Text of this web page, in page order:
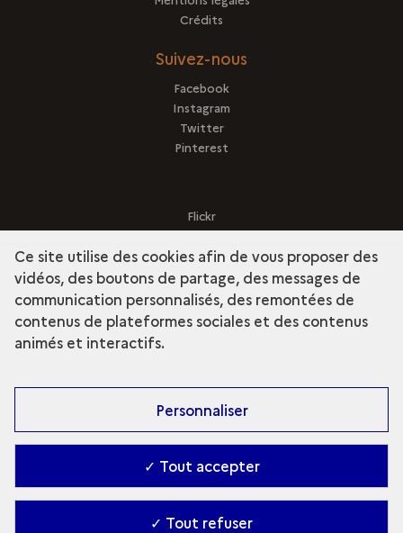
Crédits
Suivez-nous
Facebook
Instagram
Twitter
Pinterest
Flickr
Sketchfab
Découvrir la collection
Accessibilité : Partiellement conforme
Ce site utilise des cookies afin de vous proposer des
vidéos, des boutons de partage, des messages de
communication personnalisés, des remontées de
contenus de plateformes sociales et des contenus
animés et interactifs.
Personnaliser
✓ Tout accepter
✓ Tout refuser